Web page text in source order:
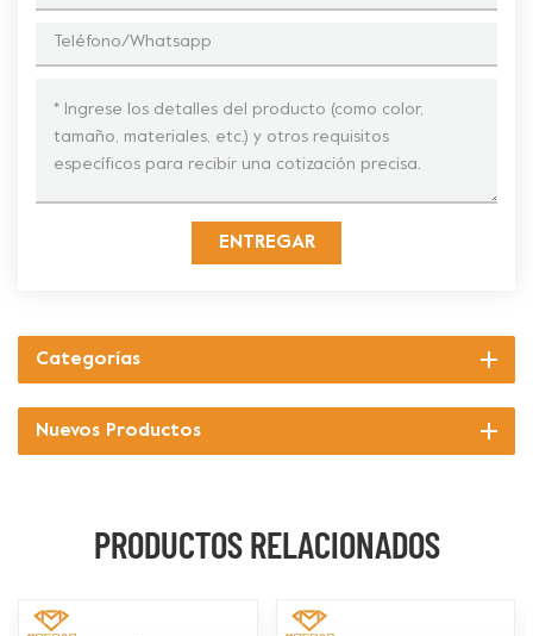
ENTREGAR
Categorías
Nuevos Productos
PRODUCTOS RELACIONADOS